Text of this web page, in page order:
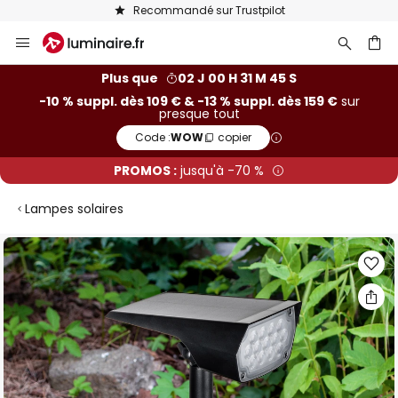
Recommandé sur Trustpilot
Allez
au
Plus que
02 J 00 H 31 M 44 S
-10 % suppl. dès 109 € & -13 % suppl. dès 159 €sur
presque tout
Code :WOW copier
PROMOS : jusqu'à -70 %
Lampes solaires
Skip
to
the
end
of
the
images